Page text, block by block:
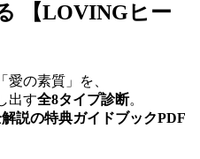
【LOVINGヒー
の素質」を、
出す全8タイプ診断。
説の特典ガイドブックPDF